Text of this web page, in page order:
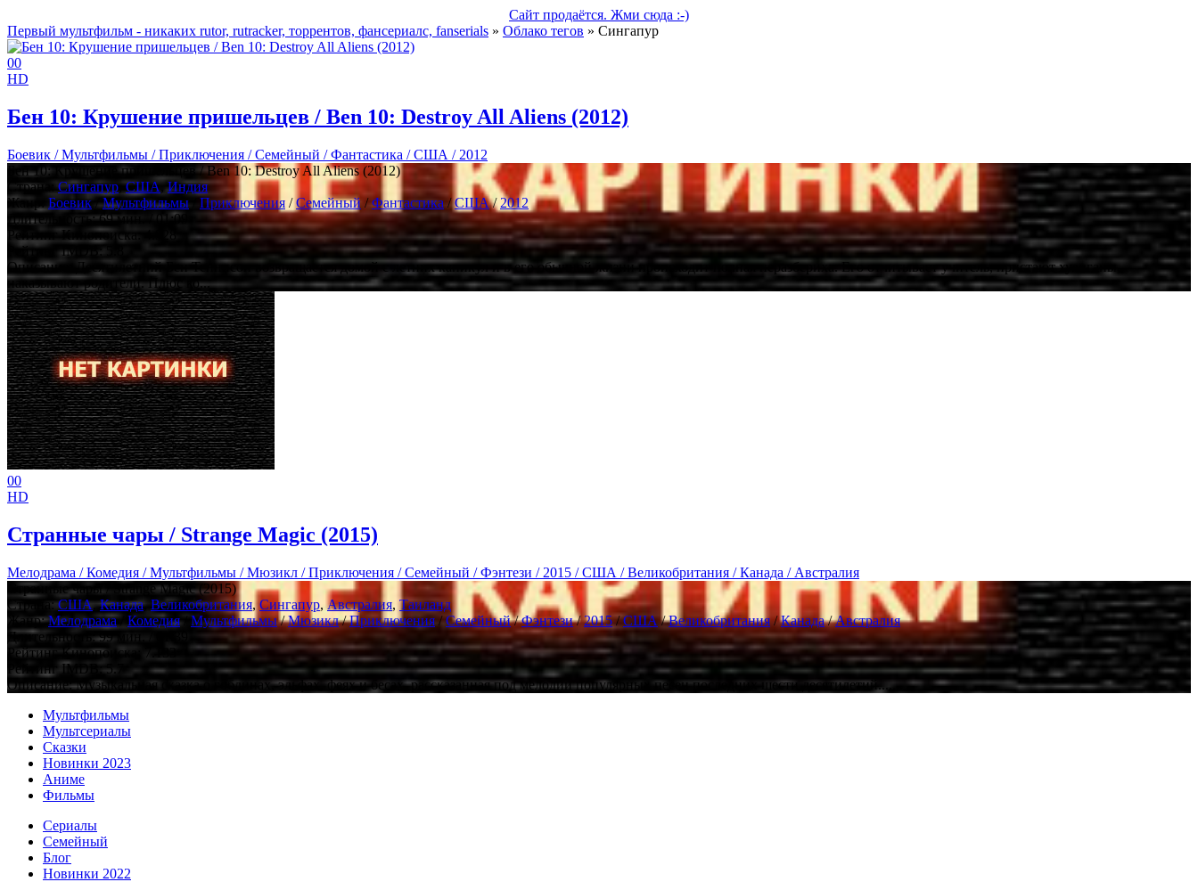
Сайт продаётся. Жми сюда :-)
Первый мультфильм - никаких rutor, rutracker, торрентов, фансериалс, fanserials » Облако тегов » Сингапур
00
HD
Бен 10: Крушение пришельцев / Ben 10: Destroy All Aliens (2012)
Боевик / Мультфильмы / Приключения / Семейный / Фантастика / США / 2012
Бен 10: Крушение пришельцев / Ben 10: Destroy All Aliens (2012)
Страна:
Сингапур,США,Индия
Жанр:
Боевик/Мультфильмы Приключения /Семейный /Фантастика /США/ 2012
Длительность:69 мин. / 01:09
Рейтинг Кинопоиска:
4.928
Рейтинг IMDB:
Описание: Десятилетний Бен Теннисон возвращается домой с летних каникул и в его обычной жизни происходит полная неразбериха. Его отчитывает учитель, пристают хулиганы,
наказывают родители. Плюс ко...
00
HD
Странные чары / Strange Magic (2015)
Мелодрама / Комедия / Мультфильмы / Мюзикл / Приключения / Семейный / Фэнтези / 2015 / США / Великобритания / Канада / Австралия
Странные чары / Strange Magic (2015)
Страна: США,Канада, Великобритания, Сингапур, Австралия, Таиланд
Жанр: Мелодрама/ Комедия/ Мультфильмы/Мюзикл/Приключения /Семейный/Фэнтези/2015/США/Великобритания/Канада/Австралия
Длительность:99 мин. / 01:39
Рейтинг Кинопоиска:
7.133
Рейтинг IMDB:5.7
Описание: Музыкальная сказка о гоблинах, эльфах, феях и бесах, рассказанная под мелодии популярных песен последних шести десятилетий.......
Мультфильмы
Мультсериалы
Сказки
Новинки 2023
Аниме
Фильмы
Сериалы
Семейный
Блог
Новинки 2022